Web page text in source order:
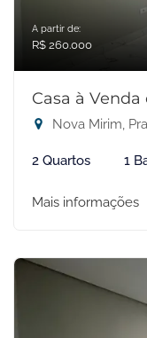
A partir de:
R$ 260.000
Casa à
Nova Mirim,
2 Quartos 1
Mais informações